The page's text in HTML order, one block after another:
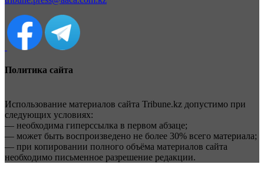
Политика сайта
Использование материалов сайта Tribune.kz допустимо при
следующих условиях:
— необходима гиперссылка в первом абзаце;
— может быть воспроизведено не более 30% всего материала;
— при копировании полного объёма материалов сайта
необходимо письменное разрешение редакции.